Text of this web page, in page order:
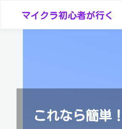
マイクラ初心者が行く
これなら簡単